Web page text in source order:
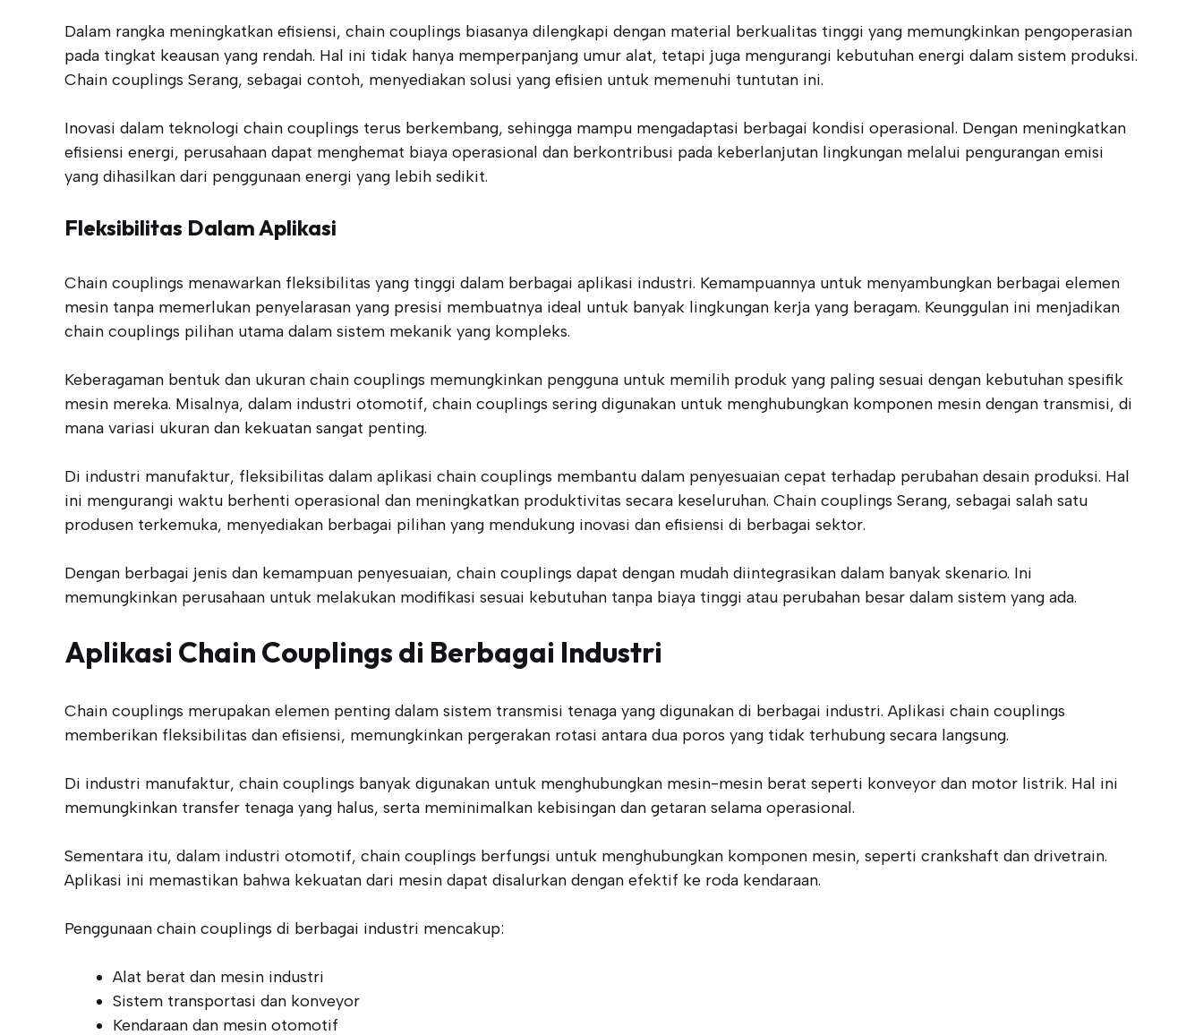
Dalam rangka meningkatkan efisiensi, chain couplings biasanya dilengkapi dengan material berkualitas tinggi yang memungkinkan pengoperasian
pada tingkat keausan yang rendah. Hal ini tidak hanya memperpanjang umur alat, tetapi juga mengurangi kebutuhan energi dalam sistem produksi.
Chain couplings Serang, sebagai contoh, menyediakan solusi yang efisien untuk memenuhi tuntutan ini.
Inovasi dalam teknologi chain couplings terus berkembang, sehingga mampu mengadaptasi berbagai kondisi operasional. Dengan meningkatkan
efisiensi energi, perusahaan dapat menghemat biaya operasional dan berkontribusi pada keberlanjutan lingkungan melalui pengurangan emisi
yang dihasilkan dari penggunaan energi yang lebih sedikit.
Fleksibilitas Dalam Aplikasi
Chain couplings menawarkan fleksibilitas yang tinggi dalam berbagai aplikasi industri. Kemampuannya untuk menyambungkan berbagai elemen
mesin tanpa memerlukan penyelarasan yang presisi membuatnya ideal untuk banyak lingkungan kerja yang beragam. Keunggulan ini menjadikan
chain couplings pilihan utama dalam sistem mekanik yang kompleks.
Keberagaman bentuk dan ukuran chain couplings memungkinkan pengguna untuk memilih produk yang paling sesuai dengan kebutuhan spesifik
mesin mereka. Misalnya, dalam industri otomotif, chain couplings sering digunakan untuk menghubungkan komponen mesin dengan transmisi, di
mana variasi ukuran dan kekuatan sangat penting.
Di industri manufaktur, fleksibilitas dalam aplikasi chain couplings membantu dalam penyesuaian cepat terhadap perubahan desain produksi. Hal
ini mengurangi waktu berhenti operasional dan meningkatkan produktivitas secara keseluruhan. Chain couplings Serang, sebagai salah satu
produsen terkemuka, menyediakan berbagai pilihan yang mendukung inovasi dan efisiensi di berbagai sektor.
Dengan berbagai jenis dan kemampuan penyesuaian, chain couplings dapat dengan mudah diintegrasikan dalam banyak skenario. Ini
memungkinkan perusahaan untuk melakukan modifikasi sesuai kebutuhan tanpa biaya tinggi atau perubahan besar dalam sistem yang ada.
Aplikasi Chain Couplings di Berbagai Industri
Chain couplings merupakan elemen penting dalam sistem transmisi tenaga yang digunakan di berbagai industri. Aplikasi chain couplings
memberikan fleksibilitas dan efisiensi, memungkinkan pergerakan rotasi antara dua poros yang tidak terhubung secara langsung.
Di industri manufaktur, chain couplings banyak digunakan untuk menghubungkan mesin-mesin berat seperti konveyor dan motor listrik. Hal ini
memungkinkan transfer tenaga yang halus, serta meminimalkan kebisingan dan getaran selama operasional.
Sementara itu, dalam industri otomotif, chain couplings berfungsi untuk menghubungkan komponen mesin, seperti crankshaft dan drivetrain.
Aplikasi ini memastikan bahwa kekuatan dari mesin dapat disalurkan dengan efektif ke roda kendaraan.
Penggunaan chain couplings di berbagai industri mencakup:
Alat berat dan mesin industri
Sistem transportasi dan konveyor
Kendaraan dan mesin otomotif